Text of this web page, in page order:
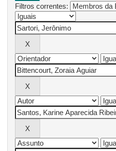
Filtros correntes: